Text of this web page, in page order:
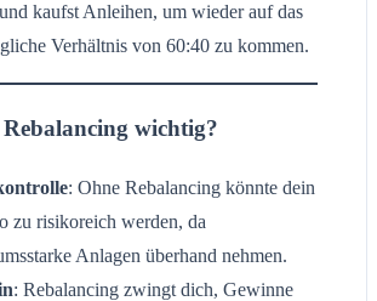
kaufst Anleihen, um wieder auf das
Verhältnis von 60:40 zu kommen.
wichtig?
: Ohne Rebalancing könnte dein
zu risikoreich werden, da
Anlagen überhand nehmen.
: Rebalancing zwingt dich, Gewinne